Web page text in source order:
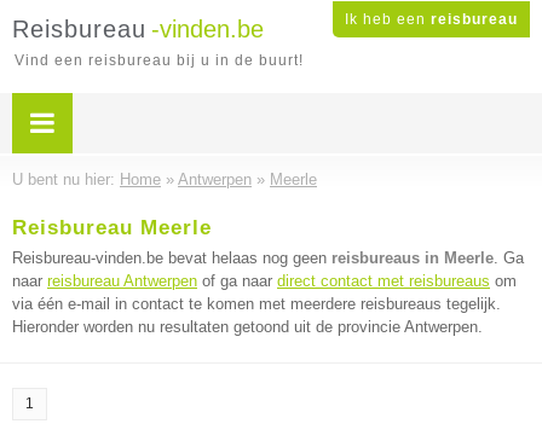
Ik heb een reisbureau
Reisbureau -vinden.be
Vind een reisbureau bij u in de buurt!
U bent nu hier: Home » Antwerpen » Meerle
Reisbureau Meerle
Reisbureau-vinden.be bevat helaas nog geen reisbureaus in Meerle. Ga
naar reisbureau Antwerpen of ga naar direct contact met reisbureaus om
via één e-mail in contact te komen met meerdere reisbureaus tegelijk.
Hieronder worden nu resultaten getoond uit de provincie Antwerpen.
1